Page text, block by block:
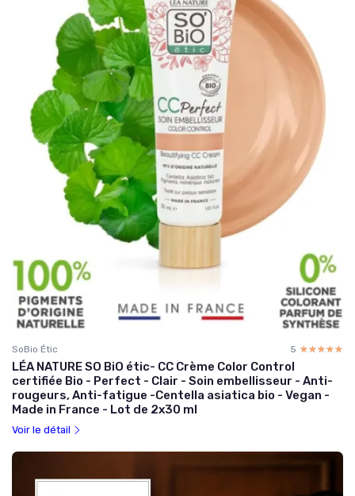
SoBio Étic 5 ☆☆☆☆☆
★★★★★
LÉA NATURE SO BiO étic- CC Crème Color Control
certifiée Bio - Perfect - Clair - Soin embellisseur - Anti-
rougeurs, Anti-fatigue -Centella asiatica bio - Vegan -
Made in France - Lot de 2x30 ml
Voir le détail